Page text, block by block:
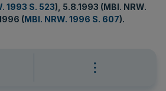
1993 S. 523), 5.8.1993 (MBl. NRW.
(MBl. NRW. 1996 S. 607).